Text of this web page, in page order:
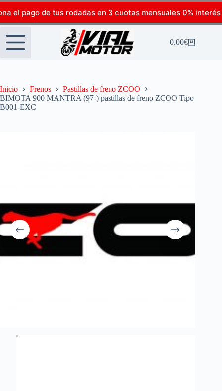
el pago de tus rodadas en 3 cuotas mensuales 0% interés
0.00€
Inicio Frenos
Pastillas de freno ZCOO
BIMOTA 900 MANTRA (97-) pastillas de freno ZCOO Tipo
B001-EXC